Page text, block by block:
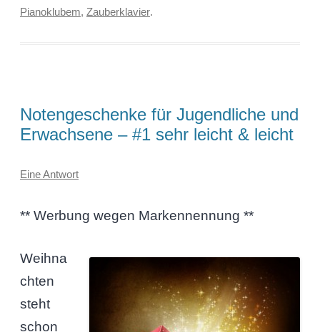
Pianoklubem, Zauberklavier.
Notengeschenke für Jugendliche und
Erwachsene – #1 sehr leicht & leicht
Eine Antwort
** Werbung wegen Markennennung **
Weihna
chten
steht
schon